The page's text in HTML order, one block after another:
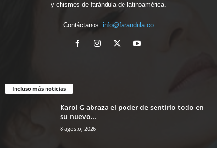
y chismes de farándula de latinoamérica.
Contáctanos: info@farandula.co
Incluso más noticias
Karol G abraza el poder de sentirlo todo en
su nuevo...
8 agosto, 2026